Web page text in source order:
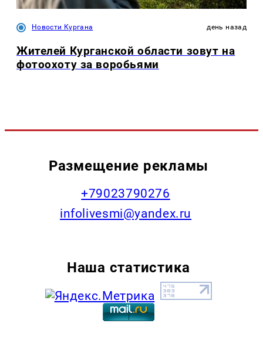
Новости Кургана день назад
Жителей Курганской области зовут на
фотоохоту за воробьями
Размещение рекламы
+79023790276
infolivesmi@yandex.ru
Наша статистика